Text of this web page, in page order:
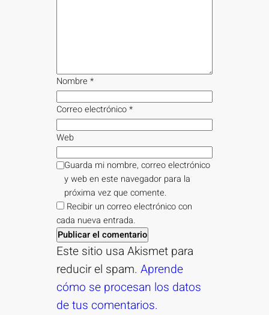
Nombre*
Correo electrónico*
Web
Guarda mi nombre, correo electrónico
y web en este navegador para la
próxima vez que comente.
Recibir un correo electrónico con
cada nueva entrada.
Este sitio usa Akismet para
reducir el spam.Aprende
cómo se procesan los datos
de tus comentarios.